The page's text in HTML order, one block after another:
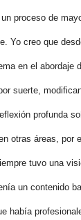
proceso de
Yo creo que
en el abordaje
suerte,
profunda
otras áreas, por
tuvo una
un contenido
había